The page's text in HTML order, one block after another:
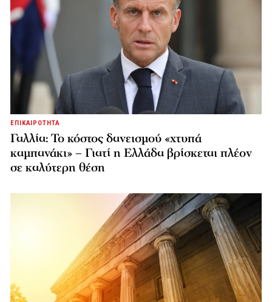
ΕΠΙΚΑΙΡΟΤΗΤΑ
Γαλλία: Το κόστος δανεισμού «χτυπά
καμπανάκι» – Γιατί η Ελλάδα βρίσκεται πλέον
σε καλύτερη θέση